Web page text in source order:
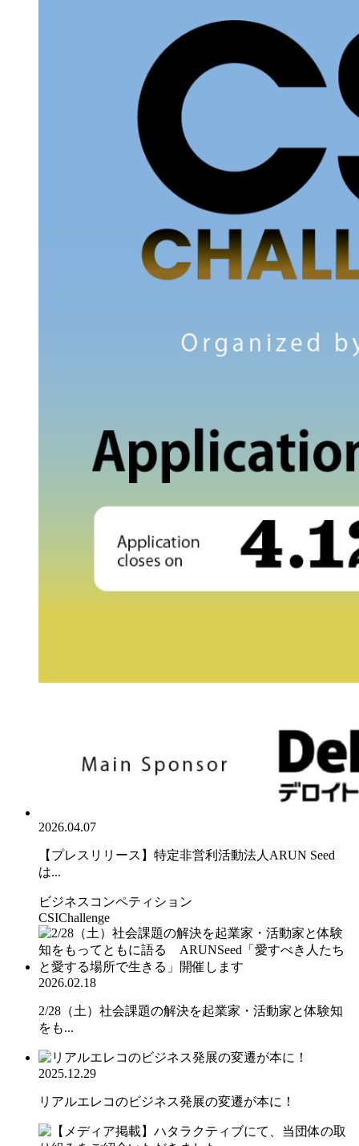
2026.04.07
【プレスリリース】特定非営利活動法人ARUN Seed
は...
ビジネスコンペティション
CSIChallenge
2026.02.18
2/28（土）社会課題の解決を起業家・活動家と体験知
をも...
2025.12.29
リアルエレコのビジネス発展の変遷が本に！